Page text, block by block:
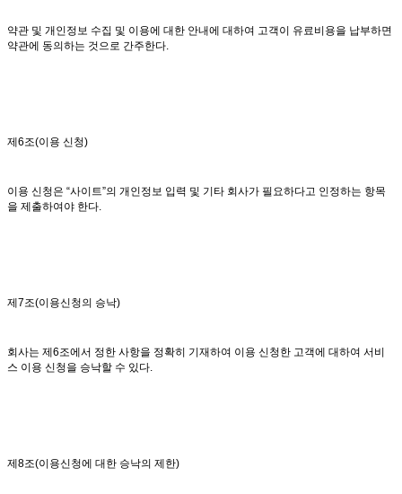
약관 및 개인정보 수집 및 이용에 대한 안내에 대하여 고객이 유료비용을 납부하면
약관에 동의하는 것으로 간주한다.
제6조(이용 신청)
이용 신청은 “사이트”의 개인정보 입력 및 기타 회사가 필요하다고 인정하는 항목
을 제출하여야 한다.
제7조(이용신청의 승낙)
회사는 제6조에서 정한 사항을 정확히 기재하여 이용 신청한 고객에 대하여 서비
스 이용 신청을 승낙할 수 있다.
제8조(이용신청에 대한 승낙의 제한)